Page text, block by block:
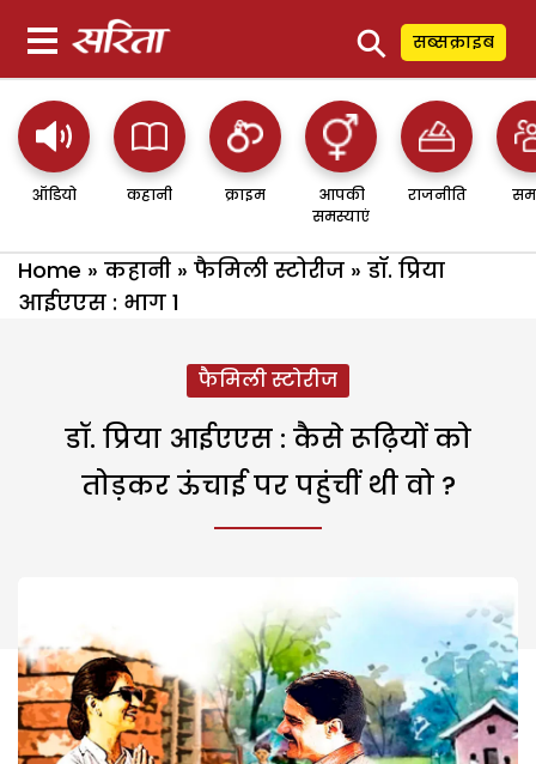
⚲ सब्सक्राइब
ऑडियो कहानी क्राइम
आपकी
समस्याएं
राजनीति
Home » कहानी » फैमिली स्टोरीज » डॉ. प्रिया
आईएएस : भाग 1
फैमिली स्टोरीज
डॉ. प्रिया आईएएस : कैसे रूढ़ियों को
तोड़कर ऊंचाई पर पहुंचीं थी वो ?